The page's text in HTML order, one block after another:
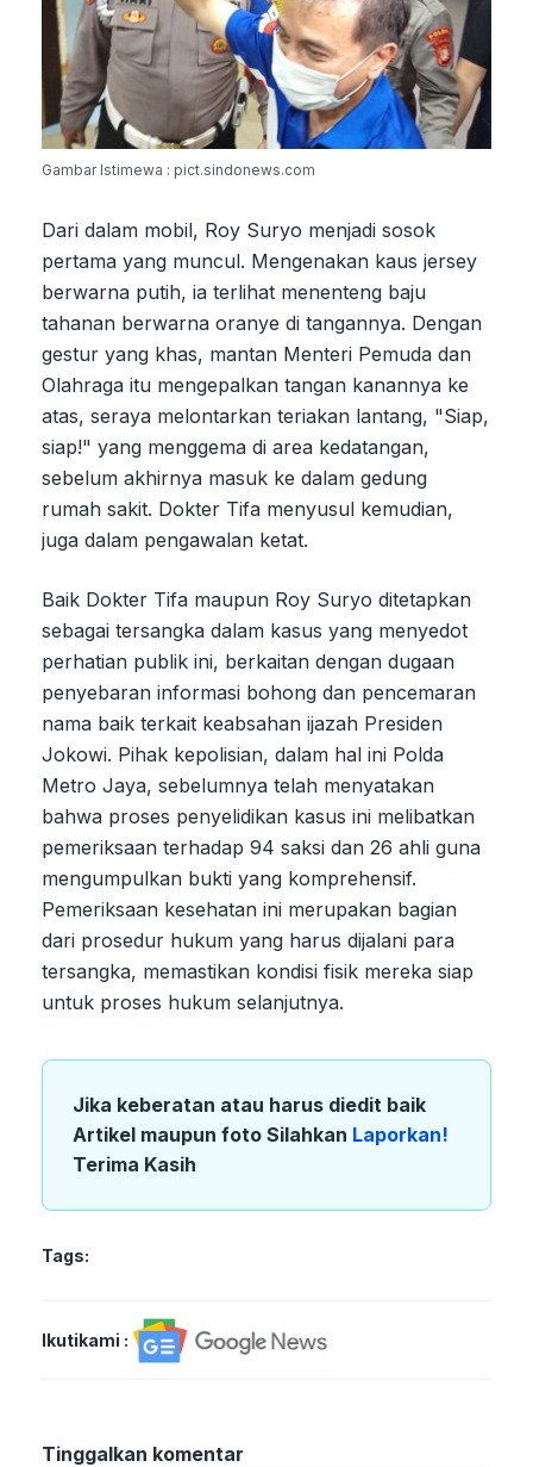
Gambar Istimewa : pict.sindonews.com
Dari dalam mobil, Roy Suryo menjadi sosok
pertama yang muncul. Mengenakan kaus jersey
berwarna putih, ia terlihat menenteng baju
tahanan berwarna oranye di tangannya. Dengan
gestur yang khas, mantan Menteri Pemuda dan
Olahraga itu mengepalkan tangan kanannya ke
atas, seraya melontarkan teriakan lantang, "Siap,
siap!" yang menggema di area kedatangan,
sebelum akhirnya masuk ke dalam gedung
rumah sakit. Dokter Tifa menyusul kemudian,
juga dalam pengawalan ketat.
Baik Dokter Tifa maupun Roy Suryo ditetapkan
sebagai tersangka dalam kasus yang menyedot
perhatian publik ini, berkaitan dengan dugaan
penyebaran informasi bohong dan pencemaran
nama baik terkait keabsahan ijazah Presiden
Jokowi. Pihak kepolisian, dalam hal ini Polda
Metro Jaya, sebelumnya telah menyatakan
bahwa proses penyelidikan kasus ini melibatkan
pemeriksaan terhadap 94 saksi dan 26 ahli guna
mengumpulkan bukti yang komprehensif.
Pemeriksaan kesehatan ini merupakan bagian
dari prosedur hukum yang harus dijalani para
tersangka, memastikan kondisi fisik mereka siap
untuk proses hukum selanjutnya.
Jika keberatan atau harus diedit baik
Artikel maupun foto Silahkan Laporkan!
Terima Kasih
Tags:
Ikutikami :
Tinggalkan komentar